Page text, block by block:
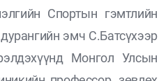
Спортын гэмтлийн
эмч С.Батсүхээр
Монгол Улсын